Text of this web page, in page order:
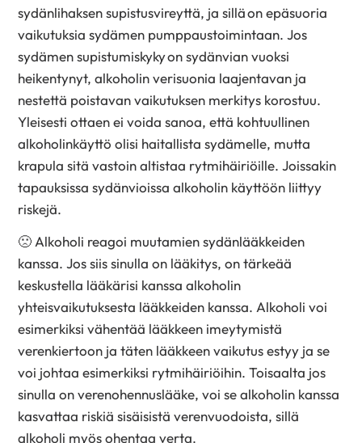
sydänlihaksen supistusvireyttä, ja sillä on epäsuoria
vaikutuksia sydämen pumppaustoimintaan. Jos
sydämen supistumiskyky on sydänvian vuoksi
heikentynyt, alkoholin verisuonia laajentavan ja
nestettä poistavan vaikutuksen merkitys korostuu.
Yleisesti ottaen ei voida sanoa, että kohtuullinen
alkoholinkäyttö olisi haitallista sydämelle, mutta
krapula sitä vastoin altistaa rytmihäiriöille. Joissakin
tapauksissa sydänvioissa alkoholin käyttöön liittyy
riskejä.
🙁Alkoholi reagoi muutamien sydänlääkkeiden
kanssa. Jos siis sinulla on lääkitys, on tärkeää
keskustella lääkärisi kanssa alkoholin
yhteisvaikutuksesta lääkkeiden kanssa. Alkoholi voi
esimerkiksi vähentää lääkkeen imeytymistä
verenkiertoon ja täten lääkkeen vaikutus estyy ja se
voi johtaa esimerkiksi rytmihäiriöihin. Toisaalta jos
sinulla on verenohennuslääke, voi se alkoholin kanssa
kasvattaa riskiä sisäisistä verenvuodoista, sillä
alkoholi myös ohentaa verta.